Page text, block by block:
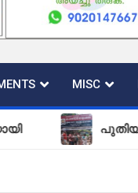
MISC
പുതിയ